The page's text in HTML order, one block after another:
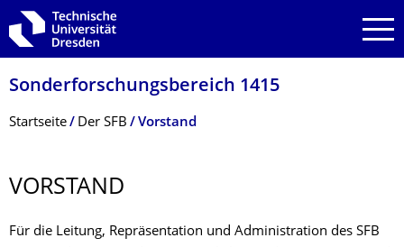
Zur Hauptnavigation springen
Zur Suche springen
Zum Inhalt springen
Sonderforschungs­bereich 1415
Breadcrumb-Menü
Startseite Der SFB Vorstand
VORSTAND
Für die Leitung, Repräsentation und Administration des SFB